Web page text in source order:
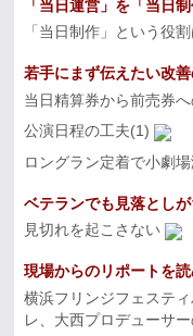
「当日運営」を「当日
「当日制作」という役
若手にまず伝えたい改
当日精算券から前売券
公演日程の工夫(1)
ロングラン定着で小劇
ベテランでも見落とし
見切れを起こさない
現場からのリポートを
横浜フリンジフェステ
レ、大西プロデューサ